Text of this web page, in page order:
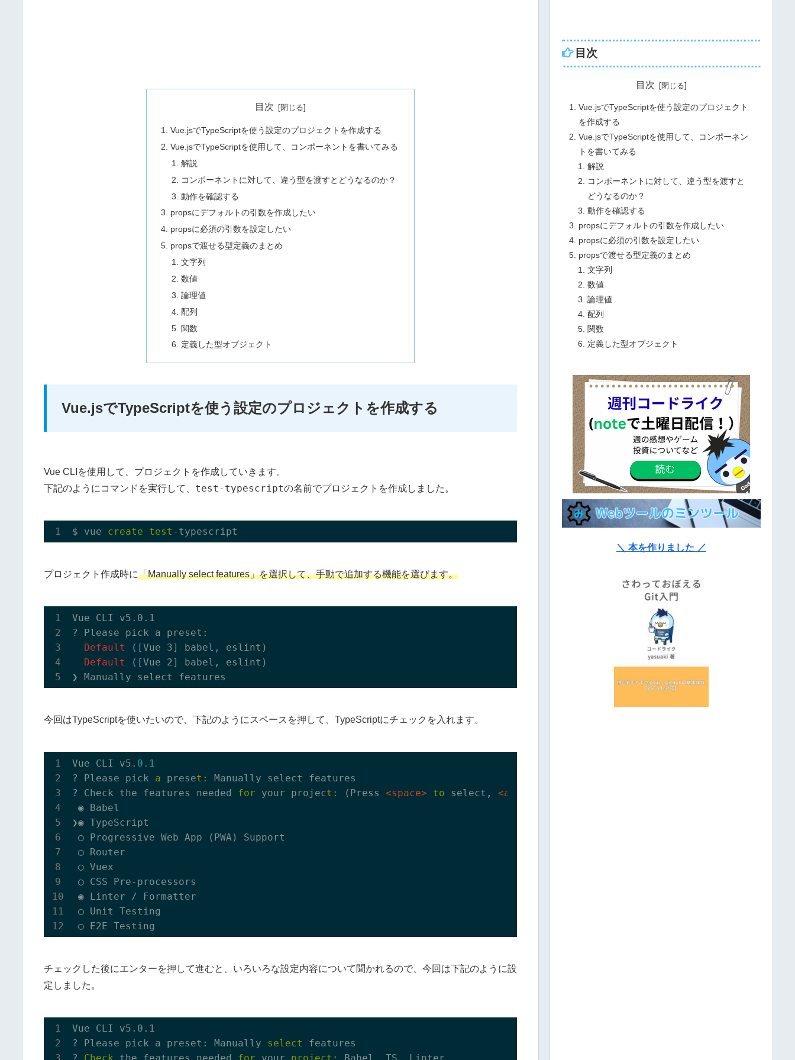
目次
Vue.jsでTypeScriptを使う設定のプロジェクトを作成する
Vue.jsでTypeScriptを使用して、コンポーネントを書いてみる
解説
コンポーネントに対して、違う型を渡すとどうなるのか？
動作を確認する
propsにデフォルトの引数を作成したい
propsに必須の引数を設定したい
propsで渡せる型定義のまとめ
文字列
数値
論理値
配列
関数
定義した型オブジェクト
Vue.jsでTypeScriptを使う設定のプロジェクトを作成する
Vue CLIを使用して、プロジェクトを作成していきます。
下記のようにコマンドを実行して、 test-typescriptの名前でプロジェクトを作成しました。
$ vue create test
プロジェクト作成時に「Manually select features」を選択して、手動で追加する機能を選びます。
Vue CLI v5.0.1
? Please pick a preset:
Default
([Vue 3] babel, eslint)
Default
([Vue 2] babel, eslint)
今回はTypeScriptを使いたいので、下記のようにスペースを押して、TypeScriptにチェックを入れます。
Vue CLI v5. 0.1
? Please pick a preset:
Manually select features
? Check the features needed for your project: (Press <space> to select, <a>
◉ Babel
❯◉ TypeScript
◯ Progressive Web App (PWA) Support
◯ Router
◯ Vuex
◯ CSS Pre-processors
◉ Linter / Formatter
◯ Unit Testing
チェックした後にエンターを押して進むと、いろいろな設定内容について聞かれるので、今回は下記のように設
定しました。
Vue CLI v5.0.1
? Please pick a preset: Manually select
features
目次
目次
Vue.jsでTypeScriptを使う設定のプロジェクト
を作成する
Vue.jsでTypeScriptを使用して、コンポーネン
トを書いてみる
解説
コンポーネントに対して、違う型を渡すと
どうなるのか？
動作を確認する
propsにデフォルトの引数を作成したい
propsに必須の引数を設定したい
propsで渡せる型定義のまとめ
文字列
数値
論理値
配列
関数
定義した型オブジェクト
＼ 本を作りました ／